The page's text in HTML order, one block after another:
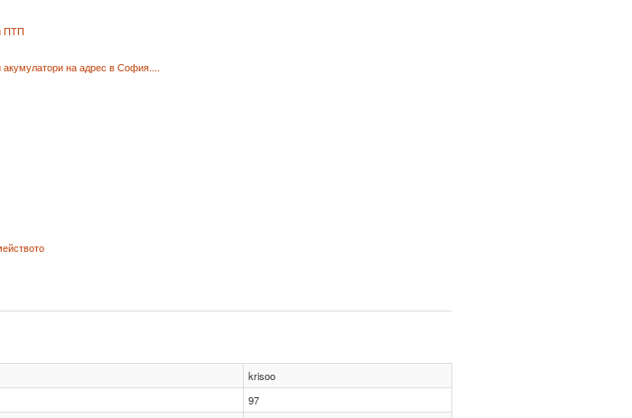
ПТП
на адрес в София....
krisoo
97